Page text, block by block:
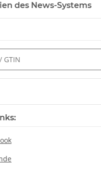
des News-Systems